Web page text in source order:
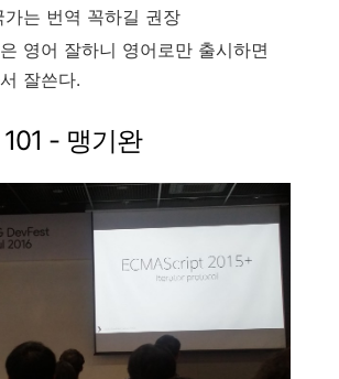
가는 번역 꼭하길 권장
영어 잘하니 영어로만 출시하면
잘쓴다.
- 맹기완